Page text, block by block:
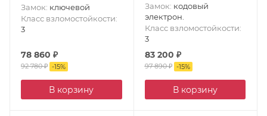
Замок: ключевой
Класс взломостойкости:
3
78 860 ₽
92 780₽ -15%
В корзину
Замок: кодовый
электрон.
Класс взломостойкости:
3
83 200 ₽
97 890₽ -15%
В корзину